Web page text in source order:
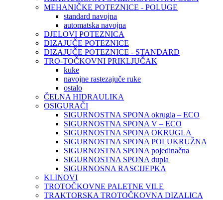
MEHANIČKE POTEZNICE - POLUGE
standard navojna
automatska navojna
DJELOVI POTEZNICA
DIZAJUČE POTEZNICE
DIZAJUČE POTEZNICE - STANDARD
TRO-TOČKOVNI PRIKLJUČAK
kuke
navojne rastezajuče ruke
ostalo
ČELNA HIDRAULIKA
OSIGURAČI
SIGURNOSTNA SPONA okrugla – ECO
SIGURNOSTNA SPONA V – ECO
SIGURNOSTNA SPONA OKRUGLA
SIGURNOSTNA SPONA POLUKRUŽNA
SIGURNOSTNA SPONA pojedinačna
SIGURNOSTNA SPONA dupla
SIGURNOSNA RASCIJEPKA
KLINOVI
TROTOČKOVNE PALETNE VILE
TRAKTORSKA TROTOČKOVNA DIZALICA